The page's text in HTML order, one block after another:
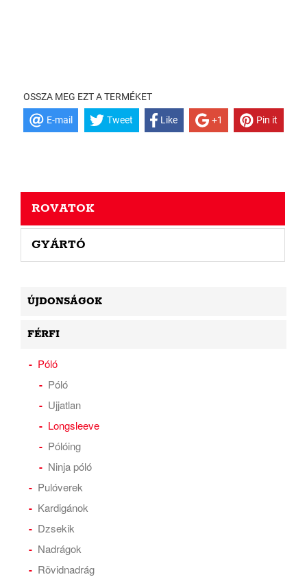
OSSZA MEG EZT A TERMÉKET
E-mail Tweet Like +1 Pin it
ROVATOK
GYÁRTÓ
ÚJDONSÁGOK
FÉRFI
Póló
Póló
Ujjatlan
Longsleeve
Pólóing
Ninja póló
Pulóverek
Kardigánok
Dzsekik
Nadrágok
Rövidnadrág